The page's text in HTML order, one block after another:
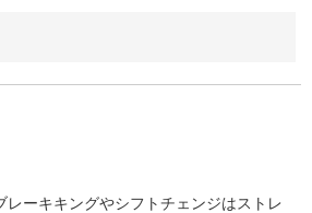
レーキキングやシフトチェンジはストレ